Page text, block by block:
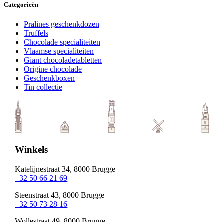
Categorieën
Pralines geschenkdozen
Truffels
Chocolade specialiteiten
Vlaamse specialiteiten
Giant chocoladetabletten
Origine chocolade
Geschenkboxen
Tin collectie
Winkels
Katelijnestraat 34, 8000 Brugge
+32 50 66 21 69
Steenstraat 43, 8000 Brugge
+32 50 73 28 16